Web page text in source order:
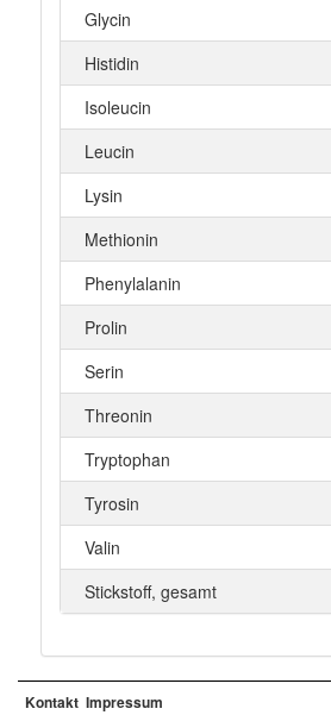
Glycin
Histidin
Isoleucin
Leucin
Lysin
Methionin
Phenylalanin
Prolin
Serin
Threonin
Tryptophan
Tyrosin
Valin
Stickstoff, gesamt
Kontakt Impressum